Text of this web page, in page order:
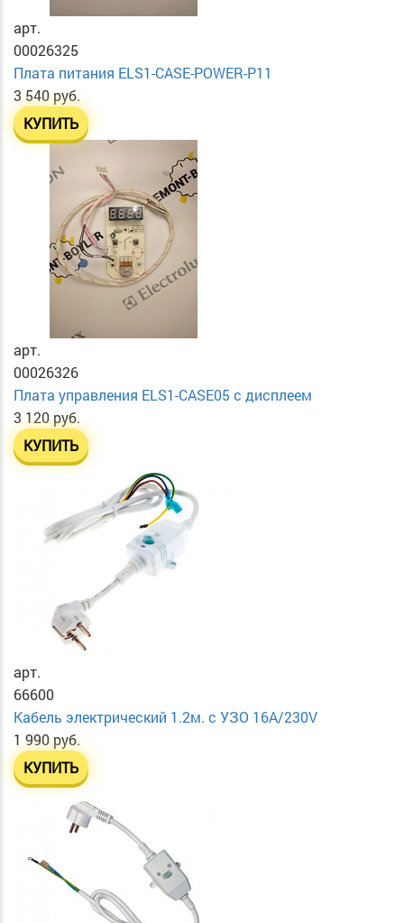
арт.
00026325
Плата питания ELS1-CASE-POWER-P11
3 540 руб.
КУПИТЬ
арт.
00026326
Плата управления ELS1-CASE05 с дисплеем
3 120 руб.
КУПИТЬ
арт.
66600
Кабель электрический 1.2м. с УЗО 16А/230V
1 990 руб.
КУПИТЬ